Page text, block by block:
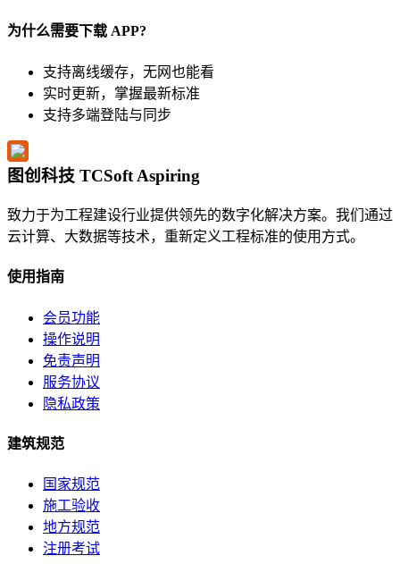
为什么需要下载 APP?
支持离线缓存，无网也能看
实时更新，掌握最新标准
支持多端登陆与同步
图创科技 TCSoft Aspiring
致力于为工程建设行业提供领先的数字化解决方案。我们通过
云计算、大数据等技术，重新定义工程标准的使用方式。
使用指南
会员功能
操作说明
免责声明
服务协议
隐私政策
建筑规范
国家规范
施工验收
地方规范
注册考试